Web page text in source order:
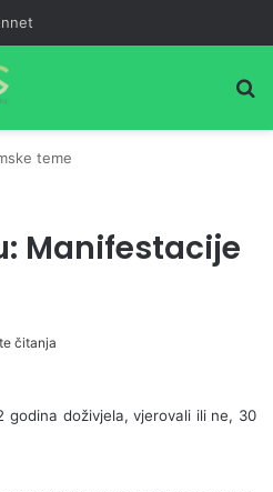
teme
Manifestacije
čitanja
godina doživjela, vjerovali ili ne, 30